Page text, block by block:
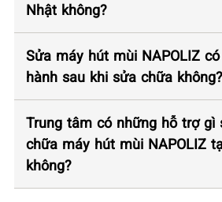
Nhật không?
Sửa máy hút mùi NAPOLIZ
hành sau khi sửa chữa không?
Trung tâm có những hỗ trợ gì
chữa máy hút mùi NAPOLIZ
không?